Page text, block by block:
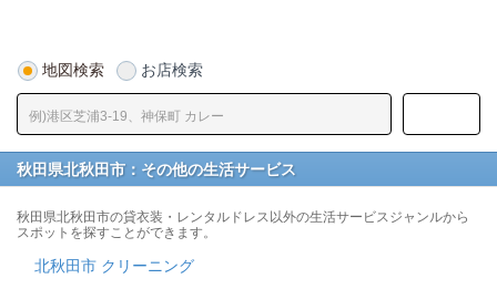
地図検索 お店検索
秋田県北秋田市：その他の生活サービス
秋田県北秋田市の貸衣装・レンタルドレス以外の生活サービスジャンルから
スポットを探すことができます。
北秋田市 クリーニング